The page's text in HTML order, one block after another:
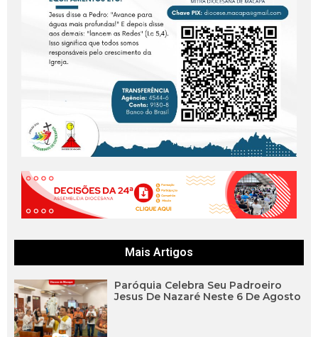
Mais Artigos
Paróquia Celebra Seu Padroeiro
Jesus De Nazaré Neste 6 De Agosto